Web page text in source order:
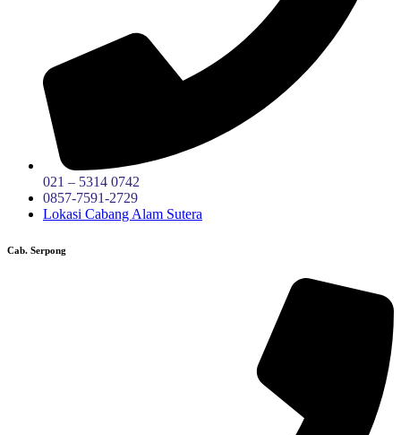
021 – 5314 0742
0857-7591-2729
Lokasi Cabang Alam Sutera
Cab. Serpong